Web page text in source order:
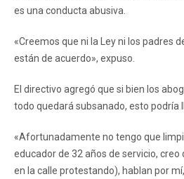
es una conducta abusiva.
«Creemos que ni la Ley ni los padres
están de acuerdo», expuso.
El directivo agregó que si bien los
todo quedará subsanado, esto podría
«Afortunadamente no tengo que
educador de 32 años de servicio,
en la calle protestando), hablan por